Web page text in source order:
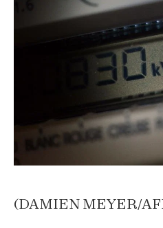
(DAMIEN MEYER/